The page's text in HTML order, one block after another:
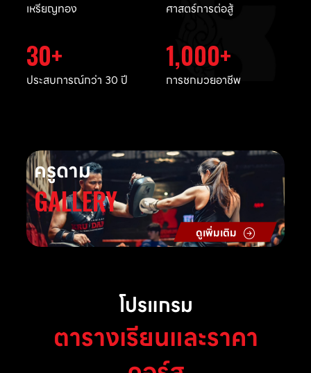
เหรียญทอง ศาสตร์การต่อสู้
30
ประสบการณ์กว่า 30 ปี
1,000
การชกมวยอาชีพ
ครูดาม
GALLERY
ดูเพิ่มเติม
โปรแกรม
ตารางเรียนและราคา